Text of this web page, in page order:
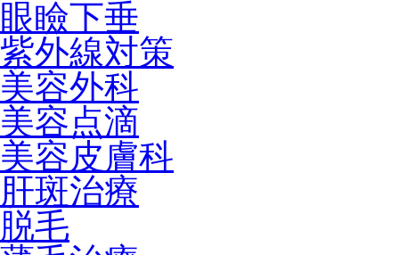
眼瞼下垂
紫外線対策
美容外科
美容点滴
美容皮膚科
肝斑治療
脱毛